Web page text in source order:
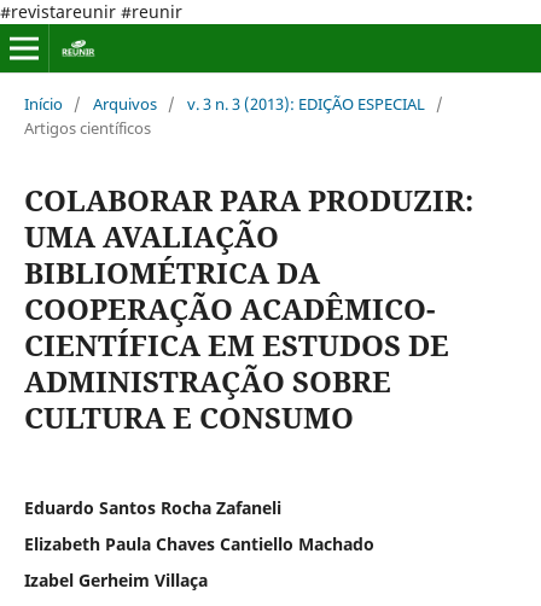
#revistareunir #reunir
Início / Arquivos / v. 3 n. 3 (2013): EDIÇÃO ESPECIAL /
Artigos científicos
COLABORAR PARA PRODUZIR:
UMA AVALIAÇÃO
BIBLIOMÉTRICA DA
COOPERAÇÃO ACADÊMICO-
CIENTÍFICA EM ESTUDOS DE
ADMINISTRAÇÃO SOBRE
CULTURA E CONSUMO
Eduardo Santos Rocha Zafaneli
Elizabeth Paula Chaves Cantiello Machado
Izabel Gerheim Villaça